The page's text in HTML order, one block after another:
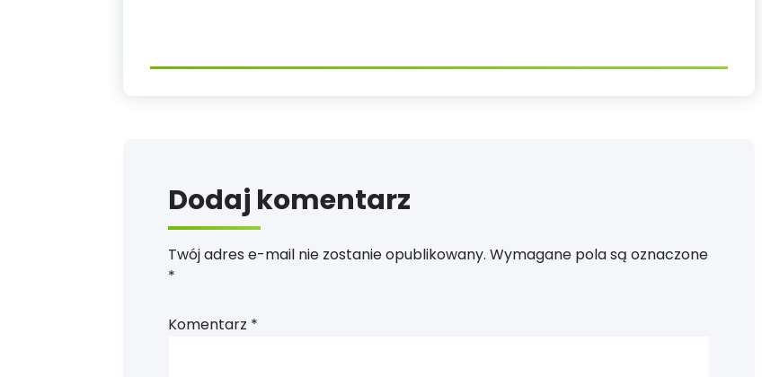
Dodaj komentarz
Twój adres e-mail nie zostanie opublikowany. Wymagane pola są oznaczone
*
Komentarz *